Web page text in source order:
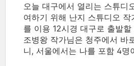
오늘 대구에서 열리는 스튜디
여하기 위해 난지 스튜디오
를 이용 12시경 대구로 출발할
조병왕 작가님은 청주에서 바
니, 서울에서는 나를 포함 4명